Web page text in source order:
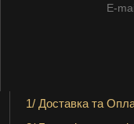
E-
1/ Доставка та